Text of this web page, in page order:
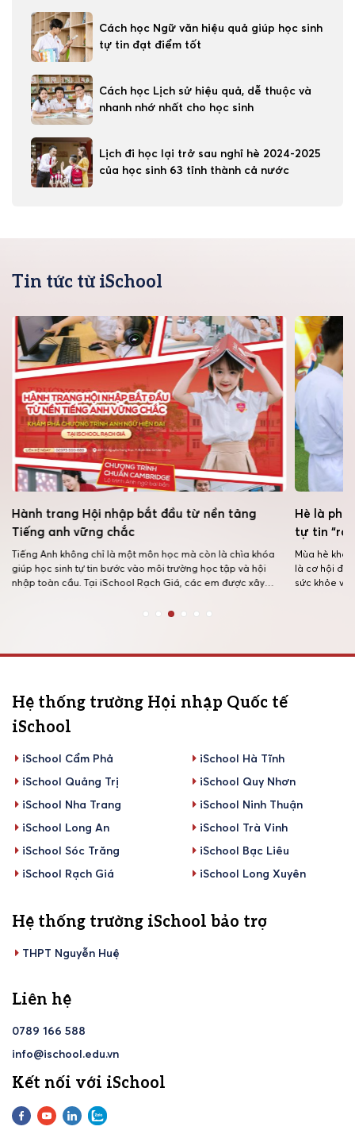
Cách học Ngữ văn hiệu quả giúp học sinh
tự tin đạt điểm tốt
Cách học Lịch sử hiệu quả, dễ thuộc và
nhanh nhớ nhất cho học sinh
Lịch đi học lại trở sau nghỉ hè 2024-2025
của học sinh 63 tỉnh thành cả nước
Tin tức từ iSchool
Hành trang Hội nhập bắt đầu từ nền tảng
Tiếng anh vững chắc
Tiếng Anh không chỉ là một môn học mà còn là chìa khóa
giúp học sinh tự tin bước vào môi trường học tập và hội
nhập toàn cầu. Tại iSchool Rạch Giá, các em được xây
học hiện đại, môi trường thực hành […]
Hè là
tự tin “ra
Mùa hè
là cơ hội để
sức khỏe và
Hệ thống trường Hội nhập Quốc tế
iSchool
iSchool Cẩm Phả
iSchool Hà Tĩnh
iSchool Quảng Trị
iSchool Quy Nhơn
iSchool Nha Trang
iSchool Ninh Thuận
iSchool Long An
iSchool Trà Vinh
iSchool Sóc Trăng
iSchool Bạc Liêu
iSchool Rạch Giá
iSchool Long Xuyên
Hệ thống trường iSchool bảo trợ
THPT Nguyễn Huệ
Liên hệ
0789 166 588
info@ischool.edu.vn
Kết nối với iSchool